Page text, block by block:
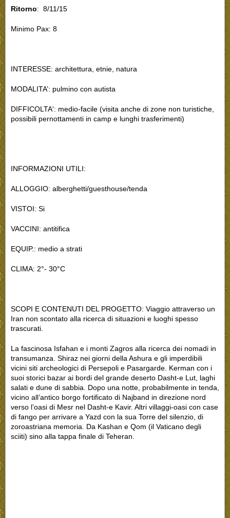
Ritorno: 8/11/15
Minimo Pax: 8
INTERESSE: architettura, etnie, natura
MODALITA’: pulmino con autista
DIFFICOLTA': medio-facile (visita anche di zone non turistiche,
possibili pernottamenti in camp e lunghi trasferimenti)
INFORMAZIONI UTILI:
ALLOGGIO: alberghetti/guesthouse/tenda
VISTOI: Si
VACCINI: antitifica
EQUIP.: medio a strati
CLIMA: 2°- 30°C
SCOPI E CONTENUTI DEL PROGETTO: Viaggio attraverso un
Iran non scontato alla ricerca di situazioni e luoghi spesso
trascurati.
La fascinosa Isfahan e i monti Zagros alla ricerca dei nomadi in
transumanza. Shiraz nei giorni della Ashura e gli imperdibili
vicini siti archeologici di Persepoli e Pasargarde. Kerman con i
suoi storici bazar ai bordi del grande deserto Dasht-e Lut, laghi
salati e dune di sabbia. Dopo una notte, probabilmente in tenda,
vicino all’antico borgo fortificato di Najband in direzione nord
verso l’oasi di Mesr nel Dasht-e Kavir. Altri villaggi-oasi con case
di fango per arrivare a Yazd con la sua Torre del silenzio, di
zoroastriana memoria. Da Kashan e Qom (il Vaticano degli
sciiti) sino alla tappa finale di Teheran.